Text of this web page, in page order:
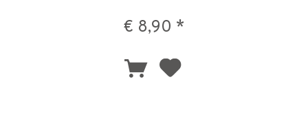
€ 8,90 *